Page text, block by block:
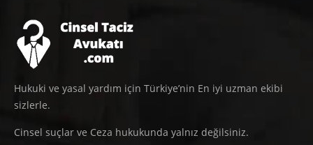
Hukuki ve yasal yardım için Türkiye’nin En iyi uzman ekibi
sizlerle.
Cinsel suçlar ve Ceza hukukunda yalnız değilsiniz.